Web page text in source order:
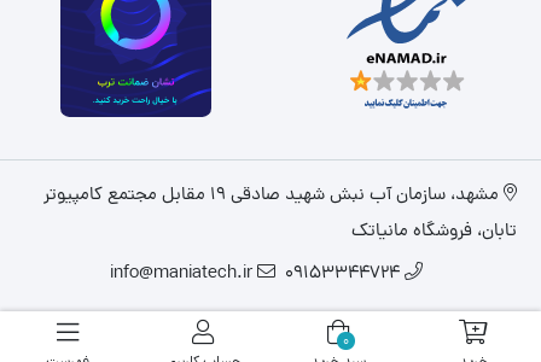
مشهد، سازمان آب نبش شهید صادقی 19 مقابل مجتمع کامپیوتر
تابان، فروشگاه مانیاتک
09153344724
info@maniatech.ir
0